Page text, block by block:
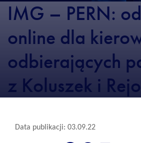
IMG – PERN:
online dla
odbierających
z Koluszek i
Data publikacji: 03.09.22